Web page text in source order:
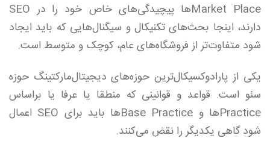
Market Placeها پیچیدگی‌های خاص خود را در SEO
دارند، اینجا بحث‌های تکنیکال و سیگنال‌هایی که باید ایجاد
شود متفاوت‌تر از فروشگاه‌های عام، کوچک و متوسط است.
یکی از پارادوکسیکال‌ترین حوزه‌های دیجیتال‌مارکتینگ حوزه
سئو است. قواعد و قوانینی که منطقا یا عرفا یا براساس
Practiceها و Base Practiceها باید برای SEO اعمال
شود گاهی یکدیگر را نقض می‌کنند.